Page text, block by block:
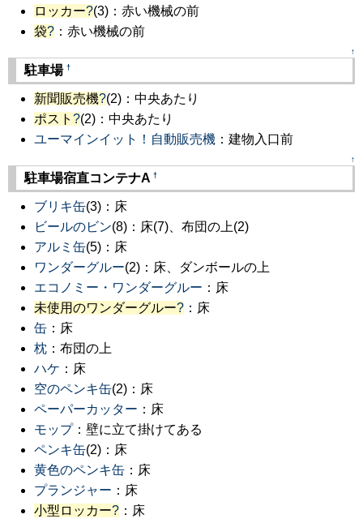
ロッカー?(3)：赤い機械の前
袋? ：赤い機械の前
↑
駐車場 †
新聞販売機?(2)：中央あたり
ポスト ?(2)：中央あたり
ユーマインイット！自動販売機 ：建物入口前
↑
駐車場宿直コンテナA †
ブリキ缶(3)：床
ビールのビン(8)：床(7)、布団の上(2)
アルミ缶(5)：床
ワンダーグルー(2)：床、ダンボールの上
エコノミー・ワンダーグルー ：床
未使用のワンダーグルー? ：床
缶 ：床
枕 ：布団の上
ハケ ：床
空のペンキ缶(2)：床
ペーパーカッター ：床
モップ：壁に立て掛けてある
ペンキ缶(2)：床
黄色のペンキ缶 ：床
プランジャー ：床
小型ロッカー? ：床